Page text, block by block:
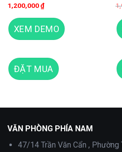
1,200,000₫
XEM DEMO
ĐẶT MUA
Web bán thực phẩm chức năng
VĂN PHÒNG PHÍA NAM
47/14 Trần Văn Cẩn , Phường